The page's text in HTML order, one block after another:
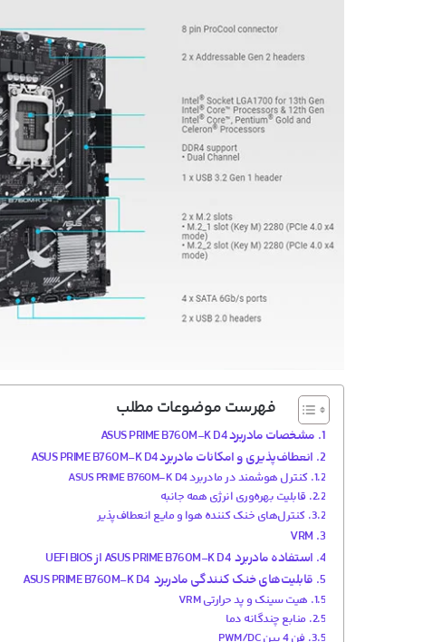
فهرست موضوعات مطلب
مشخصات مادربرد ASUS PRIME B760M-K D4
انعطاف‌پذیری و امکانات مادربرد ASUS PRIME B760M-K D4
کنترل هوشمند در مادربرد ASUS PRIME B760M-K D4
قابلیت بهره‌وری انرژی همه جانبه
کنترل‌های خنک کننده هوا و مایع انعطاف‌پذیر
VRM
استفاده مادربرد ASUS PRIME B760M-K D4 از UEFI BIOS
قابلیت‌های خنک کنندگی مادربرد ASUS PRIME B760M-K D4
هیت سینک و پد حرارتی VRM
منابع چندگانه دما